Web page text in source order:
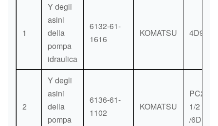
1
Y degli
asini
della
pompa
idraulica
6132-61-
1616
KOMATSU 4D94E
2
Y degli
asini
della
pompa
6136-61-
1102
KOMATSU
PC200-
1/2
/6D105